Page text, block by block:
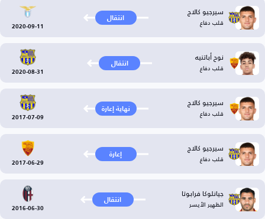
سيرجيو كالاج
قلب دفاع انتقال
2020-09-11
نوح أباتنيه
قلب دفاع انتقال
2020-08-31
سيرجيو كالاج
قلب دفاع نهاية إعارة
2017-07-09
سيرجيو كالاج
قلب دفاع إعارة
2017-06-29
جيانلوكا فرابوتا
الظهير الأيسر انتقال
2016-06-30